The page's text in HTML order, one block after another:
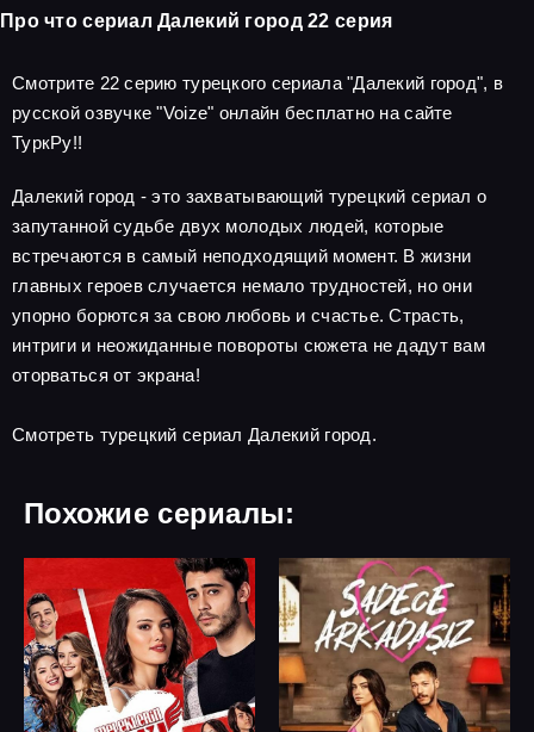
Про что сериал Далекий город 22 серия
Смотрите 22 серию турецкого сериала "Далекий город", в
русской озвучке "Voize" онлайн бесплатно на сайте
ТуркРу!!
Далекий город - это захватывающий турецкий сериал о
запутанной судьбе двух молодых людей, которые
встречаются в самый неподходящий момент. В жизни
главных героев случается немало трудностей, но они
упорно борются за свою любовь и счастье. Страсть,
интриги и неожиданные повороты сюжета не дадут вам
оторваться от экрана!
Смотреть турецкий сериал Далекий город.
Похожие сериалы: